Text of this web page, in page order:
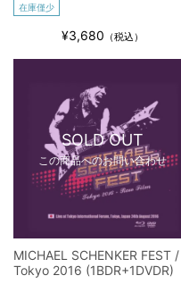
在庫僅少
¥3,680 （税込）
SOLD OUT
この商品へのお問い合わせ
MICHAEL SCHENKER FEST /
Tokyo 2016 (1BDR+1DVDR)